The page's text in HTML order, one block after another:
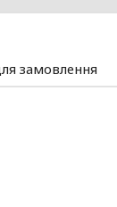
замовлення